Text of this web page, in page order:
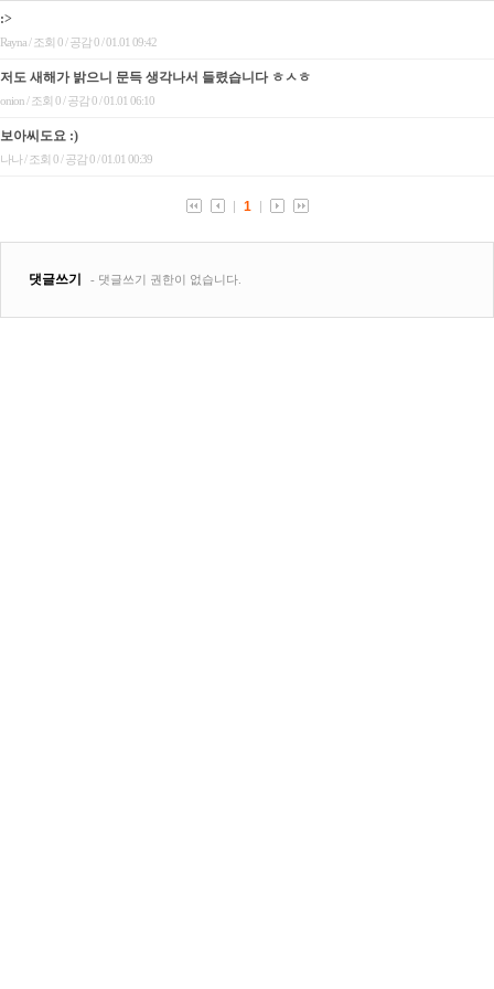
:>
Rayna / 조회 0 / 공감 0 / 01.01 09:42
저도 새해가 밝으니 문득 생각나서 들렸습니다 ㅎㅅㅎ
onion / 조회 0 / 공감 0 / 01.01 06:10
보아씨도요 :)
나나 / 조회 0 / 공감 0 / 01.01 00:39
1
댓글쓰기 - 댓글쓰기 권한이 없습니다.